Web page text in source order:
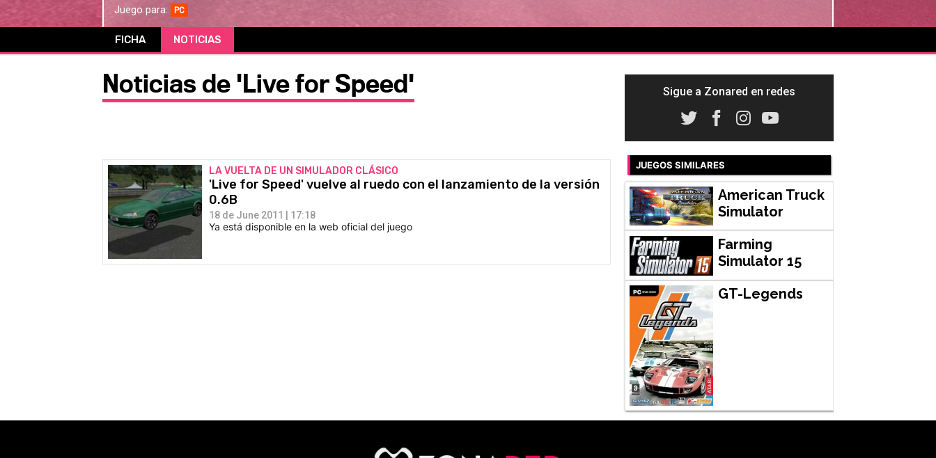
Juego para: PC
FICHA NOTICIAS
Noticias de 'Live for Speed'
LA VUELTA DE UN SIMULADOR CLÁSICO
'Live for Speed' vuelve al ruedo con el lanzamiento de la versión
0.6B
18 de June 2011 | 17:18
Ya está disponible en la web oficial del juego
Sigue a Zonared en redes
JUEGOS SIMILARES
American Truck
Simulator
Farming
Simulator 15
GT-Legends